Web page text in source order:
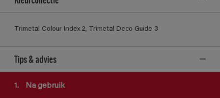
Trimetal Colour Index 2, Trimetal Deco Guide 3
Tips & advies
1. Na gebruik